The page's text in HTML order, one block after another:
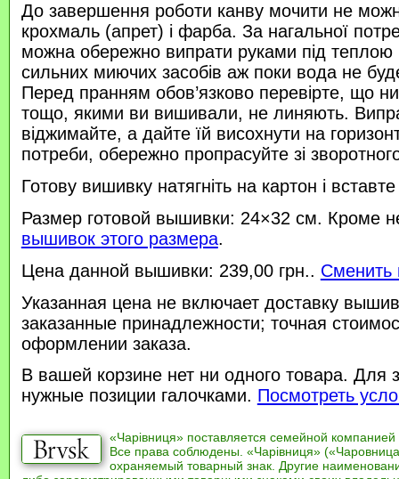
До завершення роботи канву мочити не
крохмаль (апрет) і фарба. За нагальної
можна обережно випрати руками під
сильних миючих засобів аж поки вода не
Перед пранням обов’язково перевірте, що
тощо, якими ви вишивали, не линяють.
віджимайте, а дайте їй висохнути на
потреби, обережно пропрасуйте зі
Готову вишивку натягніть на картон і
Размер готовой вышивки: 24×32 см. Кроме
вышивок этого размера.
Цена данной вышивки: 239,00 грн.. Сменить
Указанная цена не включает доставку
заказанные принадлежности; точная
оформлении заказа.
В вашей корзине нет ни одного товара. Для
нужные позиции галочками. Посмотреть
«Чарівниця» поставляется семейной компанией
Все права соблюдены. «Чарівниця»
охраняемый товарный знак. Другие